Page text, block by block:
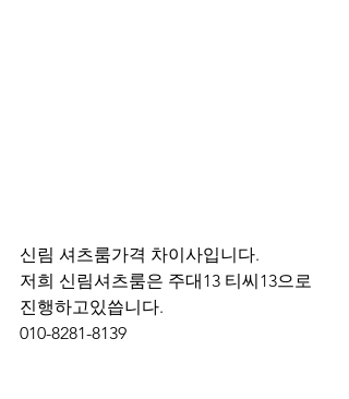
신림 셔츠룸가격 차이사입니다.
저희 신림셔츠룸은 주대13 티씨13으로
진행하고있씁니다.
010-8281-8139